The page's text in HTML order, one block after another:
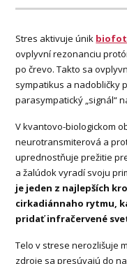
Stres aktivuje únik
ovplyvní rezonanciu
po črevo. Takto sa
sympatikus a nadobličky
parasympatický „signál“
V kvantovo-biologickom
neurotransmiterová a
uprednostňuje prežitie
a žalúdok vyradí svoju
je jeden z najlepších
cirkadiánnaho rytmu,
pridať infračervené
Telo v strese nerozlišuje
zdroje sa presúvajú do